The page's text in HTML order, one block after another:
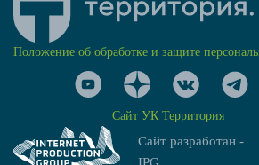
Положение об обработке и защите
Сайт УК Территория
Сайт разработан -